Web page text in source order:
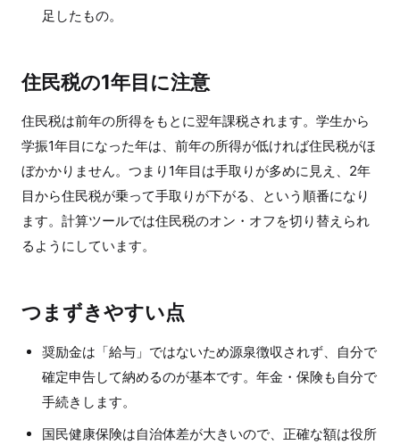
足したもの。
住民税の1年目に注意
住民税は前年の所得をもとに翌年課税されます。学生から
学振1年目になった年は、前年の所得が低ければ住民税がほ
ぼかかりません。つまり1年目は手取りが多めに見え、2年
目から住民税が乗って手取りが下がる、という順番になり
ます。計算ツールでは住民税のオン・オフを切り替えられ
るようにしています。
つまずきやすい点
奨励金は「給与」ではないため源泉徴収されず、自分で
確定申告して納めるのが基本です。年金・保険も自分で
手続きします。
国民健康保険は自治体差が大きいので、正確な額は役所